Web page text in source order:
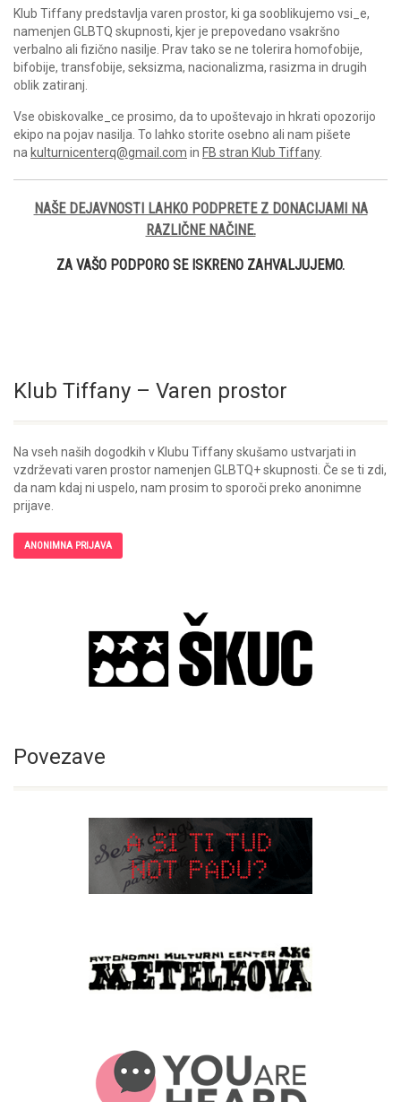
Klub Tiffany predstavlja varen prostor, ki ga sooblikujemo vsi_e,
namenjen GLBTQ skupnosti, kjer je prepovedano vsakršno
verbalno ali fizično nasilje. Prav tako se ne tolerira homofobije,
bifobije, transfobije, seksizma, nacionalizma, rasizma in drugih
oblik zatiranj.
Vse obiskovalke_ce prosimo, da to upoštevajo in hkrati opozorijo
ekipo na pojav nasilja. To lahko storite osebno ali nam pišete
na kulturnicenterq@gmail.com in FB stran Klub Tiffany.
NAŠE DEJAVNOSTI LAHKO PODPRETE Z DONACIJAMI NA
RAZLIČNE NAČINE.
ZA VAŠO PODPORO SE ISKRENO ZAHVALJUJEMO.
Klub Tiffany – Varen prostor
Na vseh naših dogodkih v Klubu Tiffany skušamo ustvarjati in
vzdrževati varen prostor namenjen GLBTQ+ skupnosti. Če se ti zdi,
da nam kdaj ni uspelo, nam prosim to sporoči preko anonimne
prijave.
ANONIMNA PRIJAVA
Povezave